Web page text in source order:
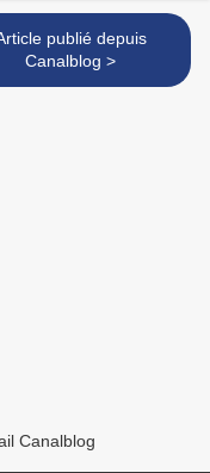
publié depuis
Canalblog >
Canalblog